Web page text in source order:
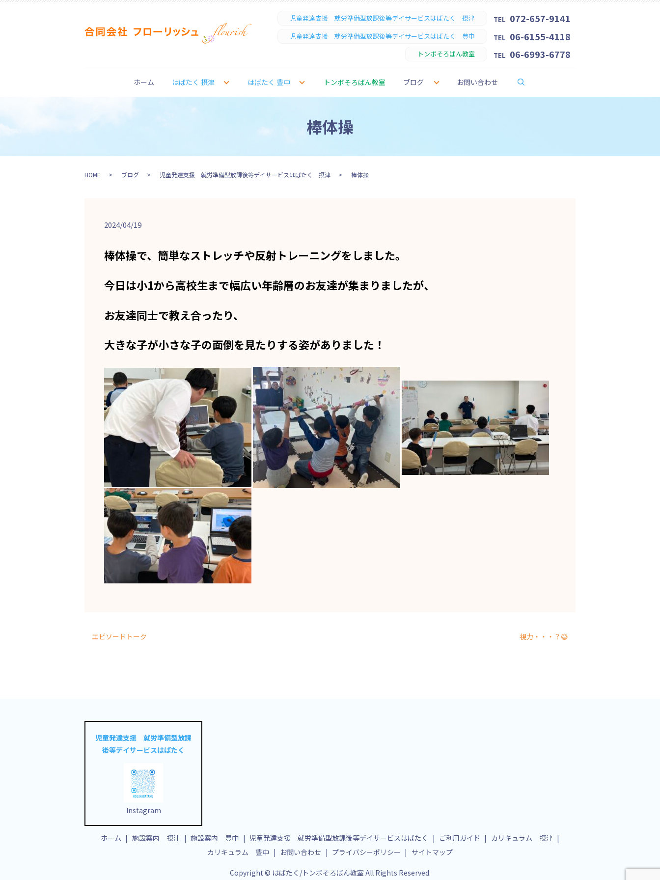
児童発達支援 就労準備型放課後等デイサービスはばたく 摂津 TEL 072-657-9141
児童発達支援 就労準備型放課後等デイサービスはばたく 豊中 TEL 06-6155-4118
トンボそろばん教室 TEL 06-6993-6778
ホーム はばたく 摂津 はばたく 豊中 トンボそろばん教室 ブログ お問い合わせ
棒体操
HOME ブログ 児童発達支援 就労準備型放課後等デイサービスはばたく 摂津 棒体操
2024/04/19
棒体操で、簡単なストレッチや反射トレーニングをしました。
今日は小1から高校生まで幅広い年齢層のお友達が集まりましたが、
お友達同士で教え合ったり、
大きな子が小さな子の面倒を見たりする姿がありました！
エピソードトーク 視力・・・？😅
児童発達支援 就労準備型放課
後等デイサービスはばたく
Instagram
ホーム 施設案内 摂津 施設案内 豊中 児童発達支援 就労準備型放課後等デイサービスはばたく ご利用ガイド
カリキュラム 摂津
カリキュラム 豊中
お問い合わせ プライバシーポリシー サイトマップ
Copyright © はばたく/トンボそろばん教室 All Rights Reserved.